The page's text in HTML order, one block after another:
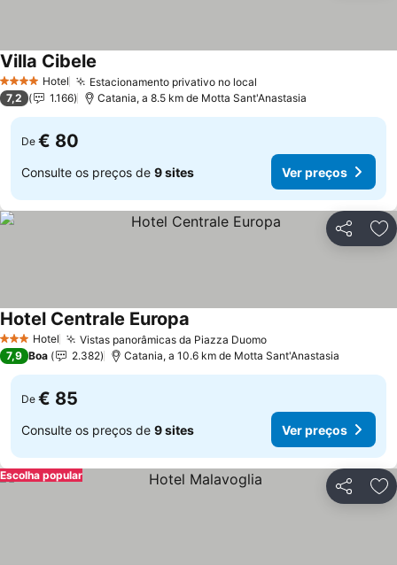
4 EstrelasHotel Estacionamento privativo no local
Villa Cibele
7,2 1.166 Catania, a 8.5 km de Motta Sant'Anastasia
De € 80
Consulte os preços de 9 sites Ver preços
Partilhar
3 EstrelasHotel Vistas panorâmicas da Piazza Duomo
Hotel Centrale Europa
7,9 Boa 2.382 Catania, a 10.6 km de Motta Sant'Anastasia
De € 85
Consulte os preços de 9 sites Ver preços
Partilhar
Escolha popular